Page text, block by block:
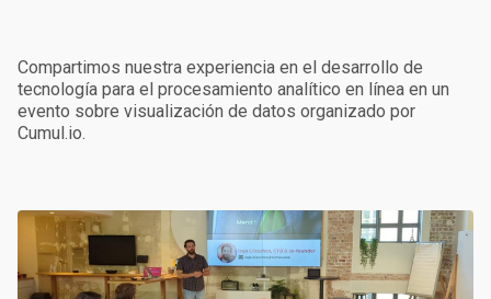
Compartimos nuestra experiencia en el desarrollo de
tecnología para el procesamiento analítico en línea en un
evento sobre visualización de datos organizado por
Cumul.io.